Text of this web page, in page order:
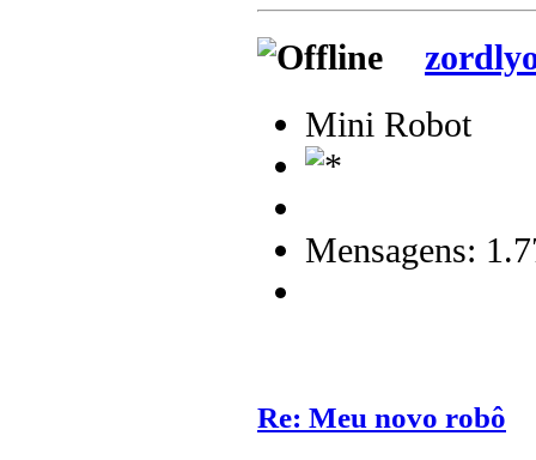
Mini Robot
Mensagens:
Re: Meu novo robô